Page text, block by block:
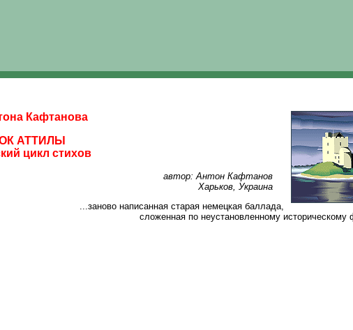
Кафтанова
АТТИЛЫ
цикл стихов
автор: Антон Кафтанов
Харьков, Украина
...заново написанная старая немецкая баллада,
сложенная по неустановленному историческому